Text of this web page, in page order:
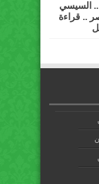
.. السيسي
.. قراءة